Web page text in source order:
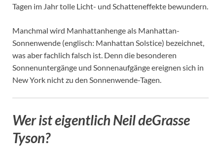
Tagen im Jahr tolle Licht- und Schatteneffekte bewundern.
Manchmal wird Manhattanhenge als Manhattan-
Sonnenwende (englisch: Manhattan Solstice) bezeichnet,
was aber fachlich falsch ist. Denn die besonderen
Sonnenuntergänge und Sonnenaufgänge ereignen sich in
New York nicht zu den Sonnenwende-Tagen.
Wer ist eigentlich Neil deGrasse
Tyson?